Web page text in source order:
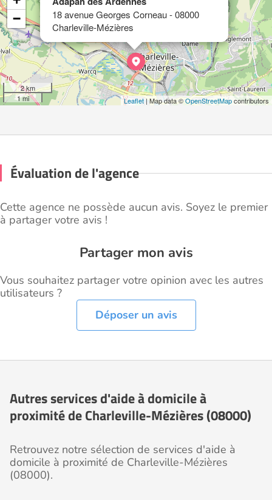
18 avenue Georges Corneau - 08000
Charleville-Mézières
−
2 km
1 mi
Leaflet| Map data ©OpenStreetMapcontributors
Évaluation de l'agence
Cette agence ne possède aucun avis. Soyez le premier
à partager votre avis !
Partager mon avis
Vous souhaitez partager votre opinion avec les autres
utilisateurs ?
Déposer un avis
Autres services d'aide à domicile à
proximité de Charleville-Mézières (08000)
Retrouvez notre sélection de services d'aide à
domicile à proximité de Charleville-Mézières
(08000).